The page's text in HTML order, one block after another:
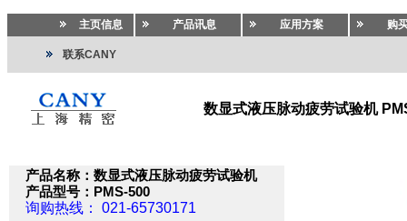
主页信息 产品讯息 应用方案 购
联系CANY
数显式液压脉动疲劳试验机
产品名称：数显式液压脉动疲劳试验机
产品型号：PMS-500
询购热线： 021-65730171